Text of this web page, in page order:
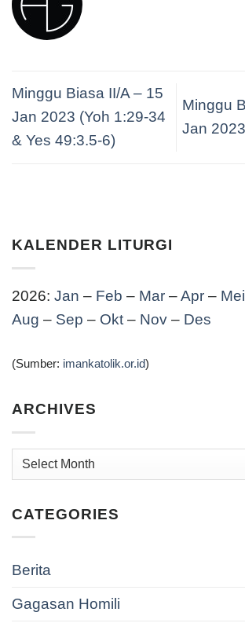
KALENDER LITURGI
2026: Jan – Feb – Mar –Apr – Mei
Aug – Sep – Okt – Nov – Des
(Sumber: imankatolik.or.id)
ARCHIVES
Archives
CATEGORIES
Berita
Gagasan Homili
Minggu Biasa II/A – 15
Jan 2023 (Yoh 1:29-34
& Yes 49:3.5-6)
Minggu
Jan